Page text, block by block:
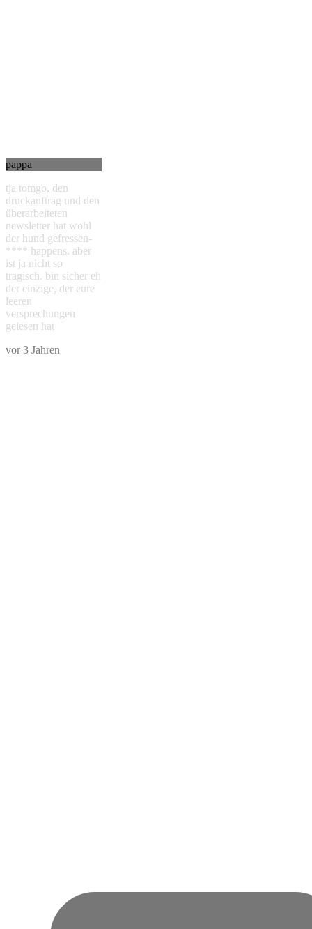
pappa
tja tomgo, den
druckauftrag und den
überarbeiteten
newsletter hat wohl
der hund gefressen-
**** happens. aber
ist ja nicht so
tragisch. bin sicher eh
der einzige, der eure
leeren
versprechungen
gelesen hat
vor 3 Jahren